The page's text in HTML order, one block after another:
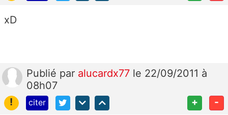
xD
Publié par alucardx77 le 22/09/2011 à
08h07
!
citer + -